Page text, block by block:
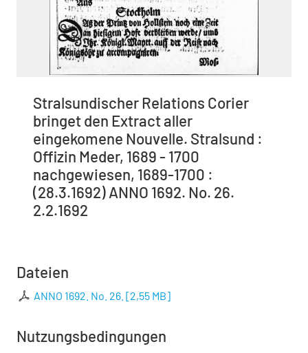
Stralsundischer Relations Corier
bringet den Extract aller
eingekomene Nouvelle. Stralsund :
Offizin Meder, 1689 - 1700
nachgewiesen, 1689-1700 :
(28.3.1692) ANNO 1692. No. 26.
2.2.1692
Dateien
ANNO 1692. No. 26. [2,55 MB]
Nutzungsbedingungen